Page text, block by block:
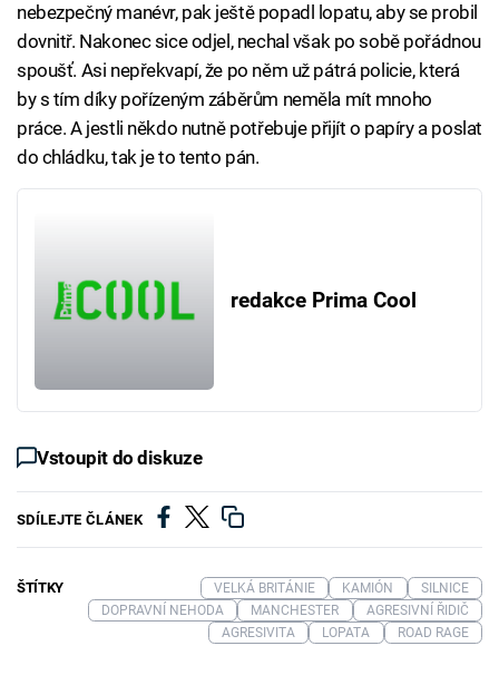
nebezpečný manévr, pak ještě popadl lopatu, aby se probil
dovnitř. Nakonec sice odjel, nechal však po sobě pořádnou
spoušť. Asi nepřekvapí, že po něm už pátrá policie, která
by s tím díky pořízeným záběrům neměla mít mnoho
práce. A jestli někdo nutně potřebuje přijít o papíry a poslat
do chládku, tak je to tento pán.
redakce Prima Cool
Vstoupit do diskuze
SDÍLEJTE ČLÁNEK
ŠTÍTKY VELKÁ BRITÁNIE KAMIÓN
SILNICE
DOPRAVNÍ NEHODA
MANCHESTER
AGRESIVNÍ ŘIDIČ
AGRESIVITA
LOPATA ROAD RAGE